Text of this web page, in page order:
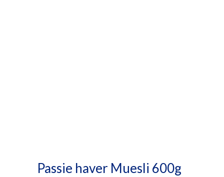
Passie haver Muesli 600g